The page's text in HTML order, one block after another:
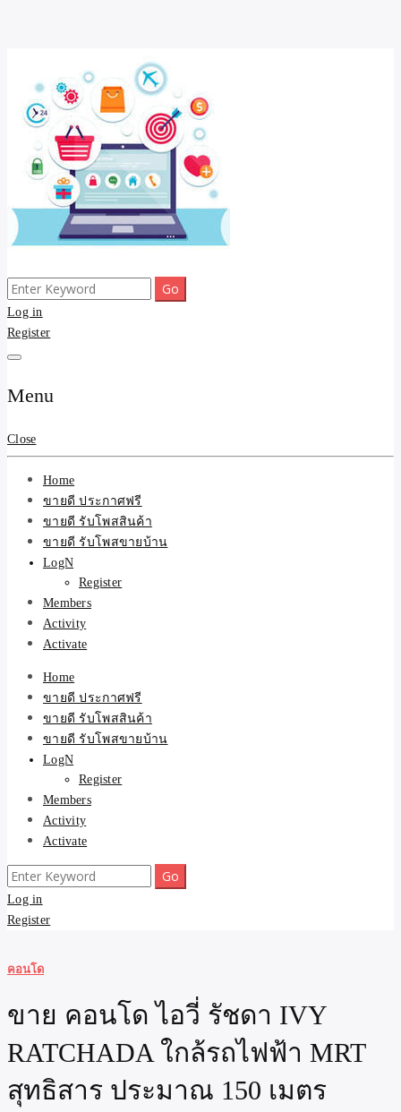
content
รับจ้างโพสต์ บ้าน ที่ดิน
อสังหา kyedee.com โพส
ขายดี ขายฟรี รับโพสขาย
สินค้าและบริการ
ขายดี โพสประกาศขายสินค้าฟรี บ้าน ที่ดิน อสังหา รับโพสต์ประกาศขาย
ของ รับรองผล ดีที่สุดถูกที่สุด ติดหน้าแรกกูเกืล
Search
for:
Log in
Register
Menu
Close
Home
ขายดี ประกาศฟรี
ขายดี รับโพสสินค้า
ขายดี รับโพสขายบ้าน
LogN
Register
Members
Activity
Activate
Home
ขายดี ประกาศฟรี
ขายดี รับโพสสินค้า
ขายดี รับโพสขายบ้าน
LogN
Register
Members
Activity
Activate
Search
for:
Log in
Register
คอนโด
ขาย คอนโด ไอวี่ รัชดา IVY
RATCHADA ใกล้รถไฟฟ้า MRT
สุทธิสาร ประมาณ 150 เมตร